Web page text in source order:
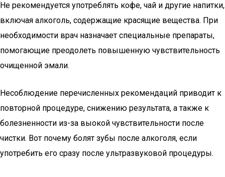
Не рекомендуется употреблять кофе, чай и другие напитки,
включая алкоголь, содержащие красящие вещества. При
необходимости врач назначает специальные препараты,
помогающие преодолеть повышенную чувствительность
очищенной эмали.
Несоблюдение перечисленных рекомендаций приводит к
повторной процедуре, снижению результата, а также к
болезненности из-за выокой чувствительности после
чистки. Вот почему болят зубы после алкоголя, если
употребить его сразу после ультразвуковой процедуры.